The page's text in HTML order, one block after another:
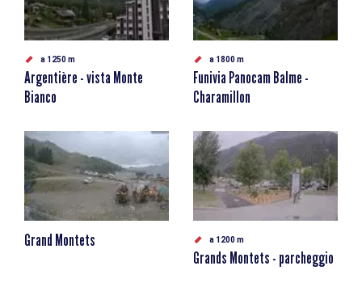
a 1250 m
Argentière - vista Monte
Bianco
a 1800 m
Funivia Panocam Balme -
Charamillon
Grand Montets a 1200 m
Grands Montets - parcheggio